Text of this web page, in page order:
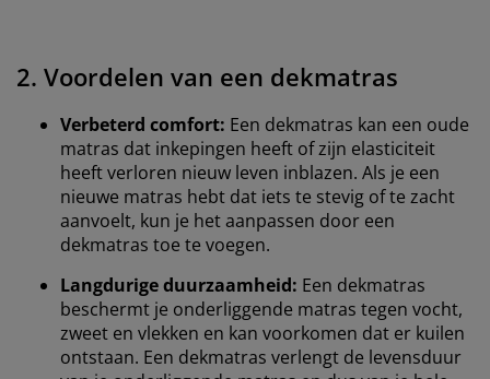
2. Voordelen van een dekmatras
Verbeterd comfort: Een dekmatras kan een oude
matras dat inkepingen heeft of zijn elasticiteit
heeft verloren nieuw leven inblazen. Als je een
nieuwe matras hebt dat iets te stevig of te zacht
aanvoelt, kun je het aanpassen door een
dekmatras toe te voegen.
Langdurige duurzaamheid: Een dekmatras
beschermt je onderliggende matras tegen vocht,
zweet en vlekken en kan voorkomen dat er kuilen
ontstaan. Een dekmatras verlengt de levensduur